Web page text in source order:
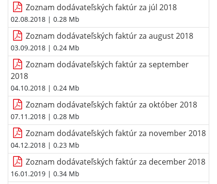
Zoznam dodávateľských faktúr za júl 2018
02.08.2018 | 0.28 Mb
Zoznam dodávateľských faktúr za august 2018
03.09.2018 | 0.24 Mb
Zoznam dodávateľských faktúr za september
2018
04.10.2018 | 0.24 Mb
Zoznam dodávateľských faktúr za október 2018
07.11.2018 | 0.28 Mb
Zoznam dodávateľských faktúr za november 2018
04.12.2018 | 0.23 Mb
Zoznam dodávateľských faktúr za december 2018
16.01.2019 | 0.34 Mb